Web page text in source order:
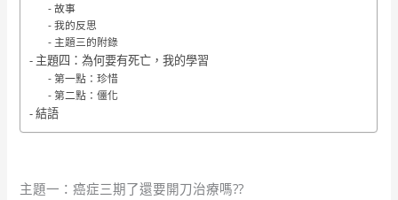
故事
我的反思
主題三的附錄
主題四：為何要有死亡，我的學習
第一點：珍惜
第二點：僵化
結語
主題一：癌症三期了還要開刀治療嗎??